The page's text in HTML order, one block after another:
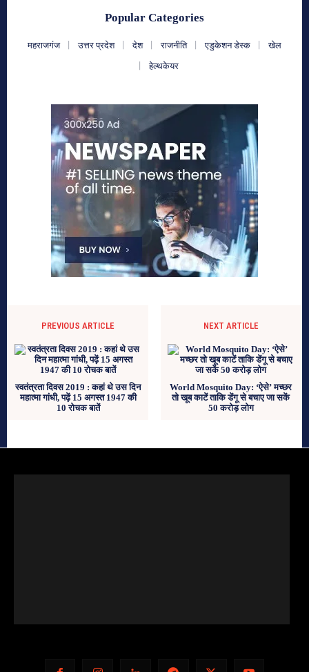
Popular Categories
महराजगंज उत्तर प्रदेश देश राजनीति एडुकेशन डेस्क
खेल
हेल्थकेयर
PREVIOUS ARTICLE
स्वतंत्रता दिवस 2019 : कहां थे उस दिन
महात्मा गांधी, पढ़ें 15 अगस्त 1947 की
10 रोचक बातें
NEXT ARTICLE
World Mosquito Day: ‘ऐसे’ मच्‍छर
तो खूब काटें ताकि डेंगू से बचाए जा सकें
50 करोड़ लोग